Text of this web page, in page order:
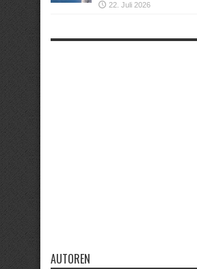
22. Juli 2026
AUTOREN